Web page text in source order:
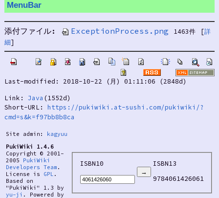
MenuBar
添付ファイル: ExceptionProcess.png 1463件 [詳
細]
Last-modified: 2018-10-22 (月) 01:11:06 (2848d)
Link: Java (1552d)
Short-URL: https://pukiwiki.at-sushi.com/pukiwiki/?
cmd=s&k=f97bb8b8ca
Site admin:
kagyuu
PukiWiki 1.4.6
Copyright © 2001-
2005 PukiWiki
Developers Team .
License is GPL .
Based on
"PukiWiki" 1.3 by
yu-ji . Powered by
ISBN10
ISBN13
9784061426061